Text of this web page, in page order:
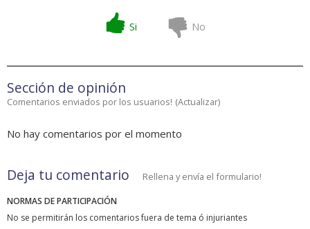
Si No
Sección de opinión
Comentarios enviados por los usuarios! (Actualizar)
No hay comentarios por el momento
Deja tu comentario Rellena y envía el formulario!
NORMAS DE PARTICIPACIÓN
No se permitirán los comentarios fuera de tema ó injuriantes